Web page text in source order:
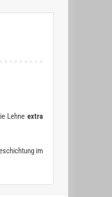
Lehneextra
im